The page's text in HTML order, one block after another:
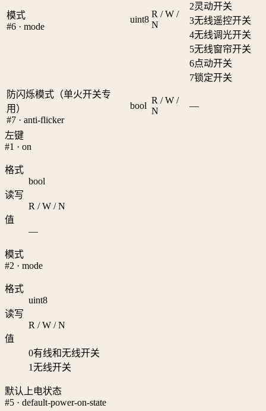
模式
#6 · mode
uint8
R / W /
N
2灵动开关
3无线遥控开关
4无线调光开关
5无线窗帘开关
6点动开关
7锁定开关
防闪烁模式（单火开关专
用）
#7 · anti-flicker
bool
R / W /
N
—
左键
#1 · on
格式
bool
读写
R / W / N
值
—
模式
#2 · mode
格式
uint8
读写
R / W / N
值
0有线和无线开关
1无线开关
默认上电状态
#5 · default-power-on-state